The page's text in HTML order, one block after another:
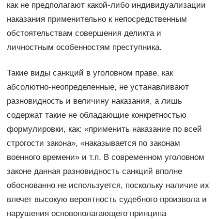
как не предполагают какой-либо индивидуализации
наказания применительно к непосредственным
обстоятельствам совершения деликта и
личностным особенностям преступника.
Такие виды санкций в уголовном праве, как
абсолютно-неопределенные, не устанавливают
разновидность и величину наказания, а лишь
содержат такие не обладающие конкретностью
формулировки, как: «применить наказание по всей
строгости закона», «наказывается по законам
военного времени» и т.п. В современном уголовном
законе данная разновидность санкций вполне
обоснованно не используется, поскольку наличие их
влечет высокую вероятность судебного произвола и
нарушения основополагающего принципа